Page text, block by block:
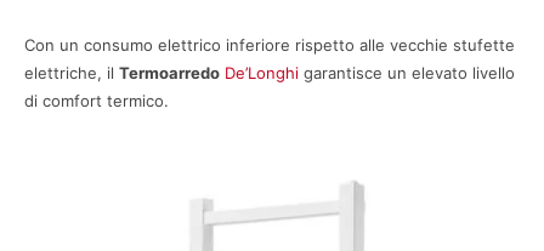
Con un consumo elettrico inferiore rispetto alle vecchie stufette
elettriche, il Termoarredo De’Longhi garantisce un elevato livello
di comfort termico.